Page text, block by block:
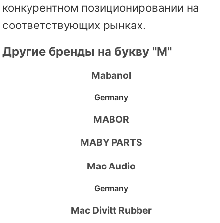
конкурентном позиционировании на
соответствующих рынках.
Другие бренды на букву "M"
Mabanol
Germany
MABOR
MABY PARTS
Mac Audio
Germany
Mac Divitt Rubber